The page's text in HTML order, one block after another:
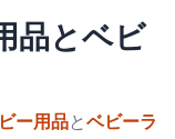
品とベビ
ー用品とベビーラ